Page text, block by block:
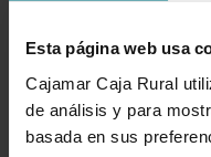
Esta página web usa
Cajamar Caja Rural
de análisis y para
basada en sus
matrícula de
Cuáles son